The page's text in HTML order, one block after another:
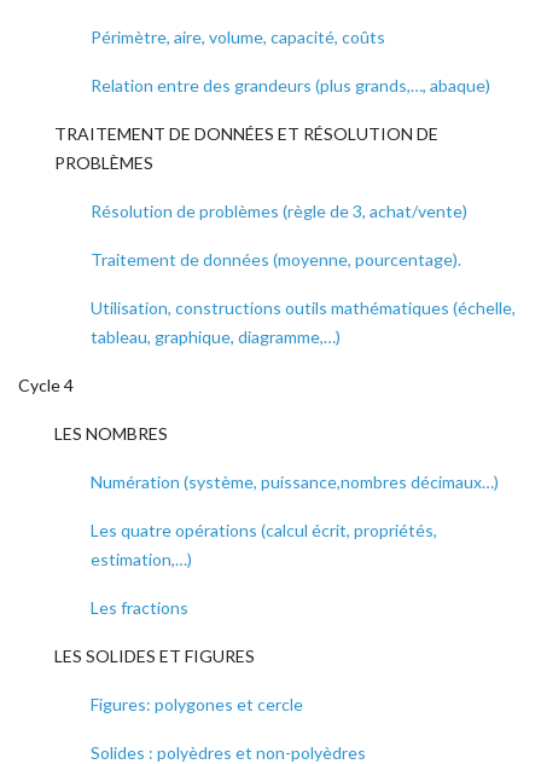
Périmètre, aire, volume, capacité, coûts
Relation entre des grandeurs (plus grands,…, abaque)
TRAITEMENT DE DONNÉES ET RÉSOLUTION DE
PROBLÈMES
Résolution de problèmes (règle de 3, achat/vente)
Traitement de données (moyenne, pourcentage).
Utilisation, constructions outils mathématiques (échelle,
tableau, graphique, diagramme,…)
Cycle 4
LES NOMBRES
Numération (système, puissance,nombres décimaux…)
Les quatre opérations (calcul écrit, propriétés,
estimation,…)
Les fractions
LES SOLIDES ET FIGURES
Figures: polygones et cercle
Solides : polyèdres et non-polyèdres